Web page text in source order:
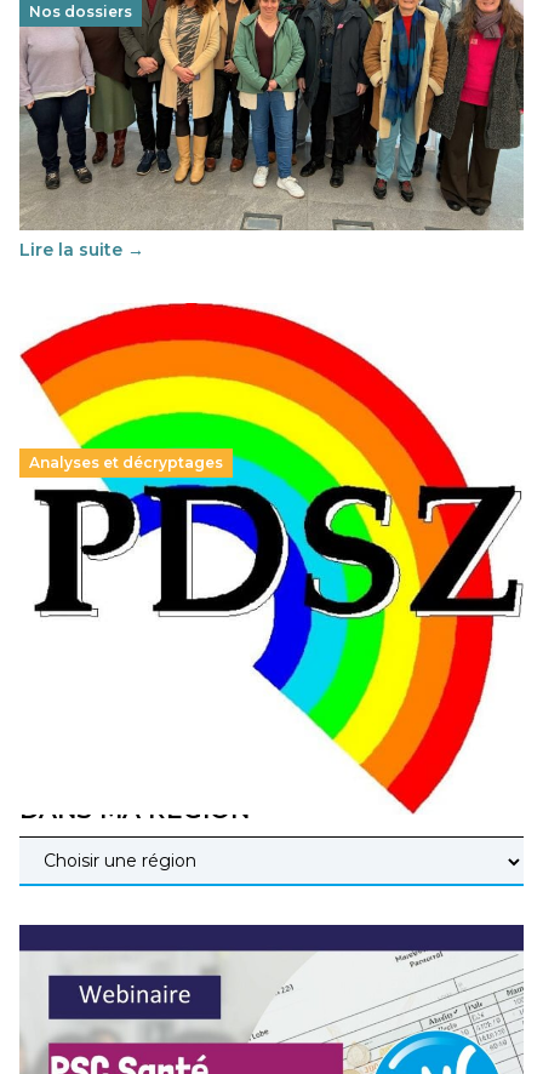
Nos dossiers
Éducation au vivre-ensemble : un échange croisé
franco-espagnol pour changer d’approche
29 juin 2026–National
Cette année, l'UNSA Éducation a mené un projet Erasmus
soutenu par l'union Européenne et centré sur l'éducation
au vivre-ensemble : quelles différences entre la France…
Lire la suite →
Analyses et décryptages
Hongrie : du changement pour les politiques
éducatives, aussi !
25 juin 2026
En Hongrie, le conservateur Peter Magyar et son parti
Tisza "Respect et liberté" ont remporté une large victoire,
contre le premier ministre sortant, Viktor Orban,…
DANS MA RÉGION